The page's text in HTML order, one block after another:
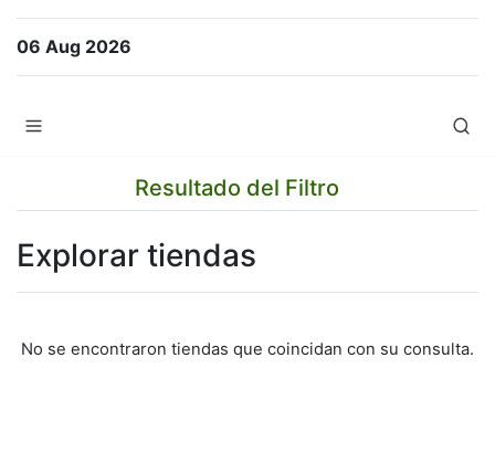
06 Aug 2026
Resultado del Filtro
Explorar tiendas
No se encontraron tiendas que coincidan con su consulta.